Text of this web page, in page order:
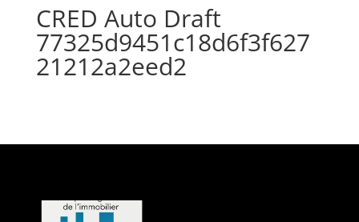
CRED Auto Draft
77325d9451c18d6f3f627
21212a2eed2